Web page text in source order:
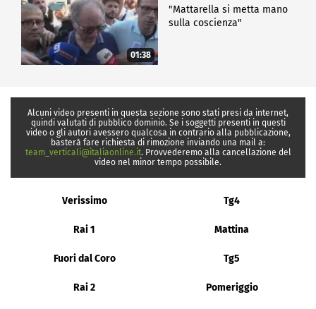
01:38
"Mattarella si metta mano
sulla coscienza"
Alcuni video presenti in questa sezione sono stati presi da internet,
quindi valutati di pubblico dominio. Se i soggetti presenti in questi
video o gli autori avessero qualcosa in contrario alla pubblicazione,
basterà fare richiesta di rimozione inviando una mail a:
team_verticali@italiaonline.it. Provvederemo alla cancellazione del
video nel minor tempo possibile.
Verissimo Tg4
Rai 1 Mattina
Fuori dal Coro Tg5
Rai 2 Pomeriggio